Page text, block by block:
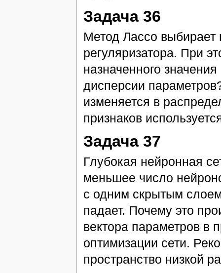
Задача 36
Метод Лассо
регуляризатора. При
назначенного
дисперсии
изменяется в
признаков
Задача 37
Глубокая нейронная
меньшее число
с одним скрытым
падает. Почему это
вектора параметров в
оптимизации сети.
пространство низкой